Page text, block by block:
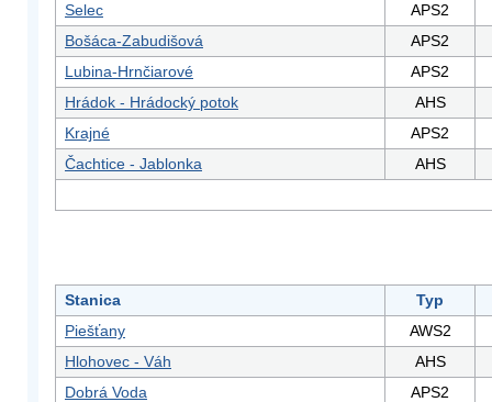
Selec
APS2
Bošáca-Zabudišová
APS2
Lubina-Hrnčiarové
APS2
Hrádok - Hrádocký potok
AHS
Krajné
APS2
Čachtice - Jablonka
AHS
Stanica
Typ
Piešťany
AWS2
Hlohovec - Váh
AHS
Dobrá Voda
APS2